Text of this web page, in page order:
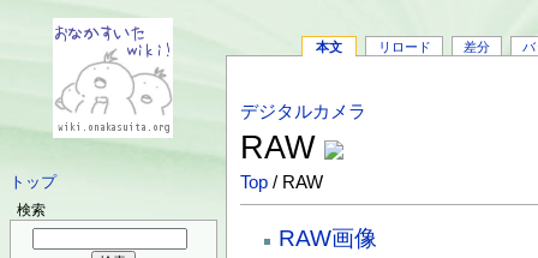
トップ
検索
本文 リロード 差分 バ
デジタルカメラ
RAW
Top / RAW
RAW画像